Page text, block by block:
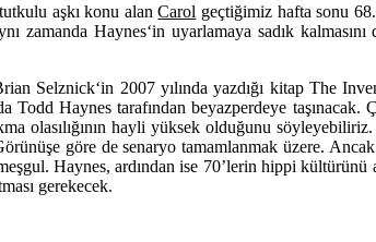
tutkulu aşkı konu alanCarol geçtiğimiz hafta sonu
zamanda Haynes‘in uyarlamaya sadık
Selznick‘in 2007 yılında yazdığı kitap The
Todd Haynes tarafından beyazperdeye
olasılığının hayli yüksek olduğunu
göre de senaryo tamamlanmak üzere.
Haynes, ardından ise 70’lerin hippi kültürünü
gerekecek.